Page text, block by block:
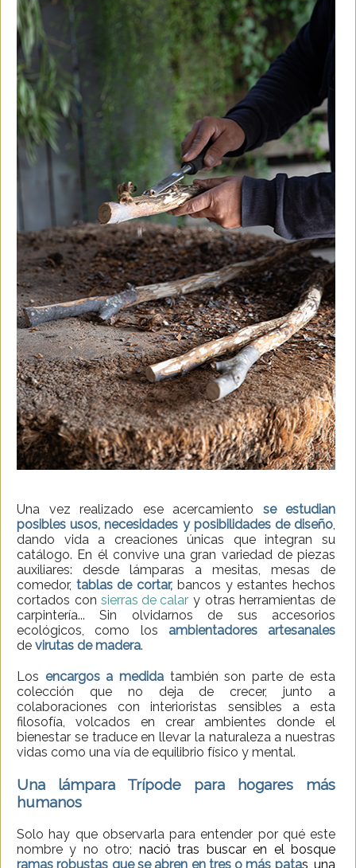
Una vez realizado ese acercamiento se estudian
posibles usos, necesidades y posibilidades de diseño,
dando vida a creaciones únicas que integran su
catálogo. En él convive una gran variedad de piezas
auxiliares: desde lámparas a mesitas, mesas de
comedor, tablas de cortar, bancos y estantes hechos
cortados consierras de calar y otras herramientas de
carpintería... Sin olvidarnos de sus accesorios
ecológicos, como los ambientadores artesanales
de virutas de madera.
Los encargos a medidatambién son parte de esta
colección que no deja de crecer, junto a
colaboraciones con interioristas sensibles a esta
filosofía, volcados en crear ambientes donde el
bienestar se traduce en llevar la naturaleza a nuestras
vidas como una vía de equilibrio físico y mental.
Una lámpara Trípode para hogares más
humanos
Solo hay que observarla para entender por qué este
nombre y no otro; naciótras buscar en el bosque
ramas robustas que se abren en tres o más patas, una